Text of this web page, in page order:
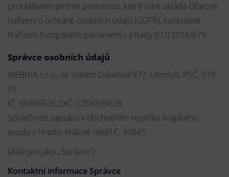
prohlášením plníme povinnosti, které nám ukládá Obecné
nařízení o ochraně osobních údajů (GDPR), konkrétně
Nařízení Evropského parlamentu a Rady (EU) 2016/679.
Správce osobních údajů
WEBNIA s.r.o., se sídlem Dukelská 977, Litomyšl, PSČ: 570
01
IČ: 06696635, DIČ: CZ06696635
Společnost zapsána v obchodním rejstříku Krajského
soudu v Hradci Králové oddíl C, 40845.
(dále jen jako „Správce“)
Kontaktní informace Správce